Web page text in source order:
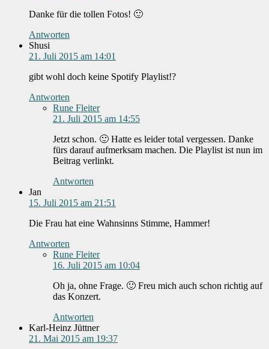
Danke für die tollen Fotos! 🙂
Antworten
Shusi
21. Juli 2015 am 14:01
gibt wohl doch keine Spotify Playlist!?
Antworten
Rune Fleiter
21. Juli 2015 am 14:55
Jetzt schon. 🙂 Hatte es leider total vergessen. Danke
fürs darauf aufmerksam machen. Die Playlist ist nun im
Beitrag verlinkt.
Antworten
Jan
15. Juli 2015 am 21:51
Die Frau hat eine Wahnsinns Stimme, Hammer!
Antworten
Rune Fleiter
16. Juli 2015 am 10:04
Oh ja, ohne Frage. 🙂 Freu mich auch schon richtig auf
das Konzert.
Antworten
Karl-Heinz Jüttner
21. Mai 2015 am 19:37